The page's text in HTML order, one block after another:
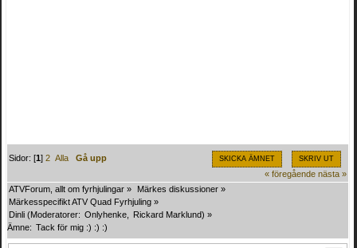
SKICKA ÄMNET SKRIV UT
Sidor: [1]2 Alla
Gå upp
« föregående nästa »
ATVForum, allt om fyrhjulingar » Märkes diskussioner »
Märkesspecifikt ATV Quad Fyrhjuling »
Dinli (Moderatorer: Onlyhenke Rickard Marklund) »
Ämne: Tack för mig :) :) :)